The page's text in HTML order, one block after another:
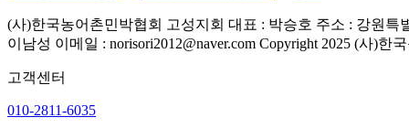
(사)한국농어촌민박협회 고성지회 대표 : 박승호 주소 : 강원특
이남성 이메일 : norisori2012@naver.com Copyright 2025 (사)한
고객센터
010-2811-6035